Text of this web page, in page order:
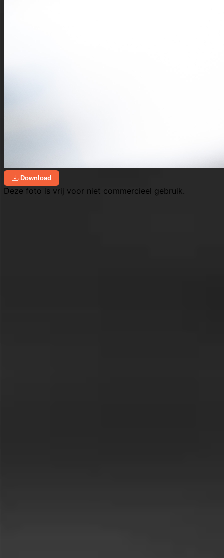
Download
Deze foto is vrij voor niet commercieel gebruik.